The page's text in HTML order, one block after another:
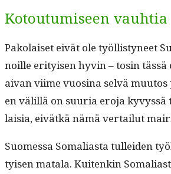
Kotoutumiseen vauhtia
Pako­laiset eivät ole työl­listyneet
noille eri­tyisen hyvin – tosin
aivan viime vuosi­na selvä
en välil­lä on suuria ero­ja
laisia, eivätkä nämä ver­tailut
Suomes­sa Soma­lias­ta tullei­den
tyisen mata­la. Kuitenkin